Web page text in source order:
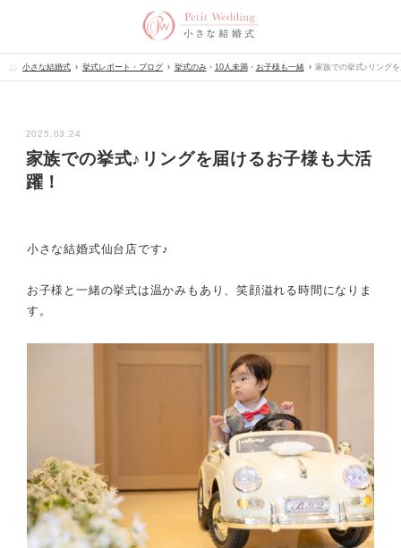
小さな結婚式 挙式レポート・ブログ 挙式のみ・ 10人未満・ お子様も一緒 家族での挙式♪リング
2025.03.24
家族での挙式♪リングを届けるお子様も大活
躍！
小さな結婚式仙台店です♪
お子様と一緒の挙式は温かみもあり、笑顔溢れる時間になりま
す。